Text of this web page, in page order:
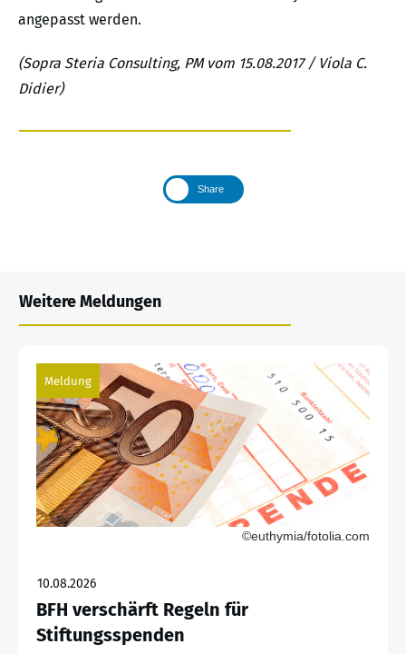
angepasst werden.
(Sopra Steria Consulting, PM vom 15.08.2017 / Viola C.
Didier)
Share
Weitere Meldungen
Meldung
©euthymia/fotolia.com
10.08.2026
BFH verschärft Regeln für
Stiftungsspenden